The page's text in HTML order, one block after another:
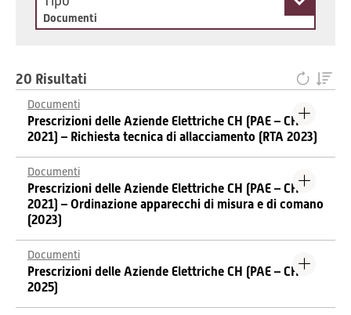
Documenti
20 Risultati
Documenti
Prescrizioni delle Aziende Elettriche CH (PAE – CH
2021) – Richiesta tecnica di allacciamento (RTA 2023)
Documenti
Prescrizioni delle Aziende Elettriche CH (PAE – CH
2021) – Ordinazione apparecchi di misura e di comano
(2023)
Documenti
Prescrizioni delle Aziende Elettriche CH (PAE – CH
2025)